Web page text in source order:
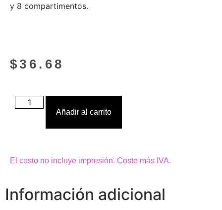
y 8 compartimentos.
$36.68
Añadir al carrito
El costo no incluye impresión. Costo más IVA.
Información adicional